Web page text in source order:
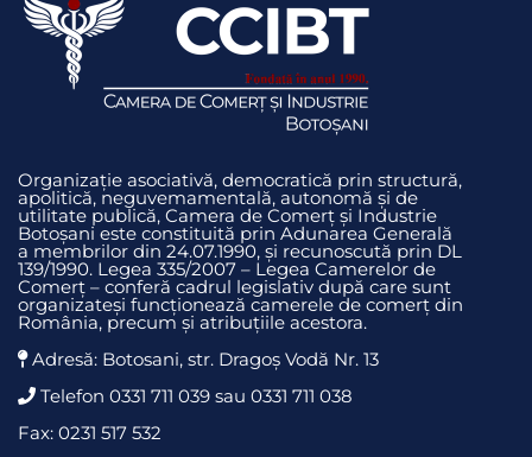
Organizație asociativă, democratică prin structură,
apolitică, neguvemamentală, autonomă și de
utilitate publică, Camera de Comerț și Industrie
Botoșani este constituită prin Adunarea Generală
a membrilor din 24.07.1990, și recunoscută prin DL
139/1990. Legea 335/2007 – Legea Camerelor de
Comerț – conferă cadrul legislativ după care sunt
organizateși funcționează camerele de comerț din
România, precum și atribuțiile acestora.
Adresă: Botosani, str. Dragoş Vodă Nr. 13
Telefon 0331 711 039 sau 0331 711 038
Fax: 0231 517 532